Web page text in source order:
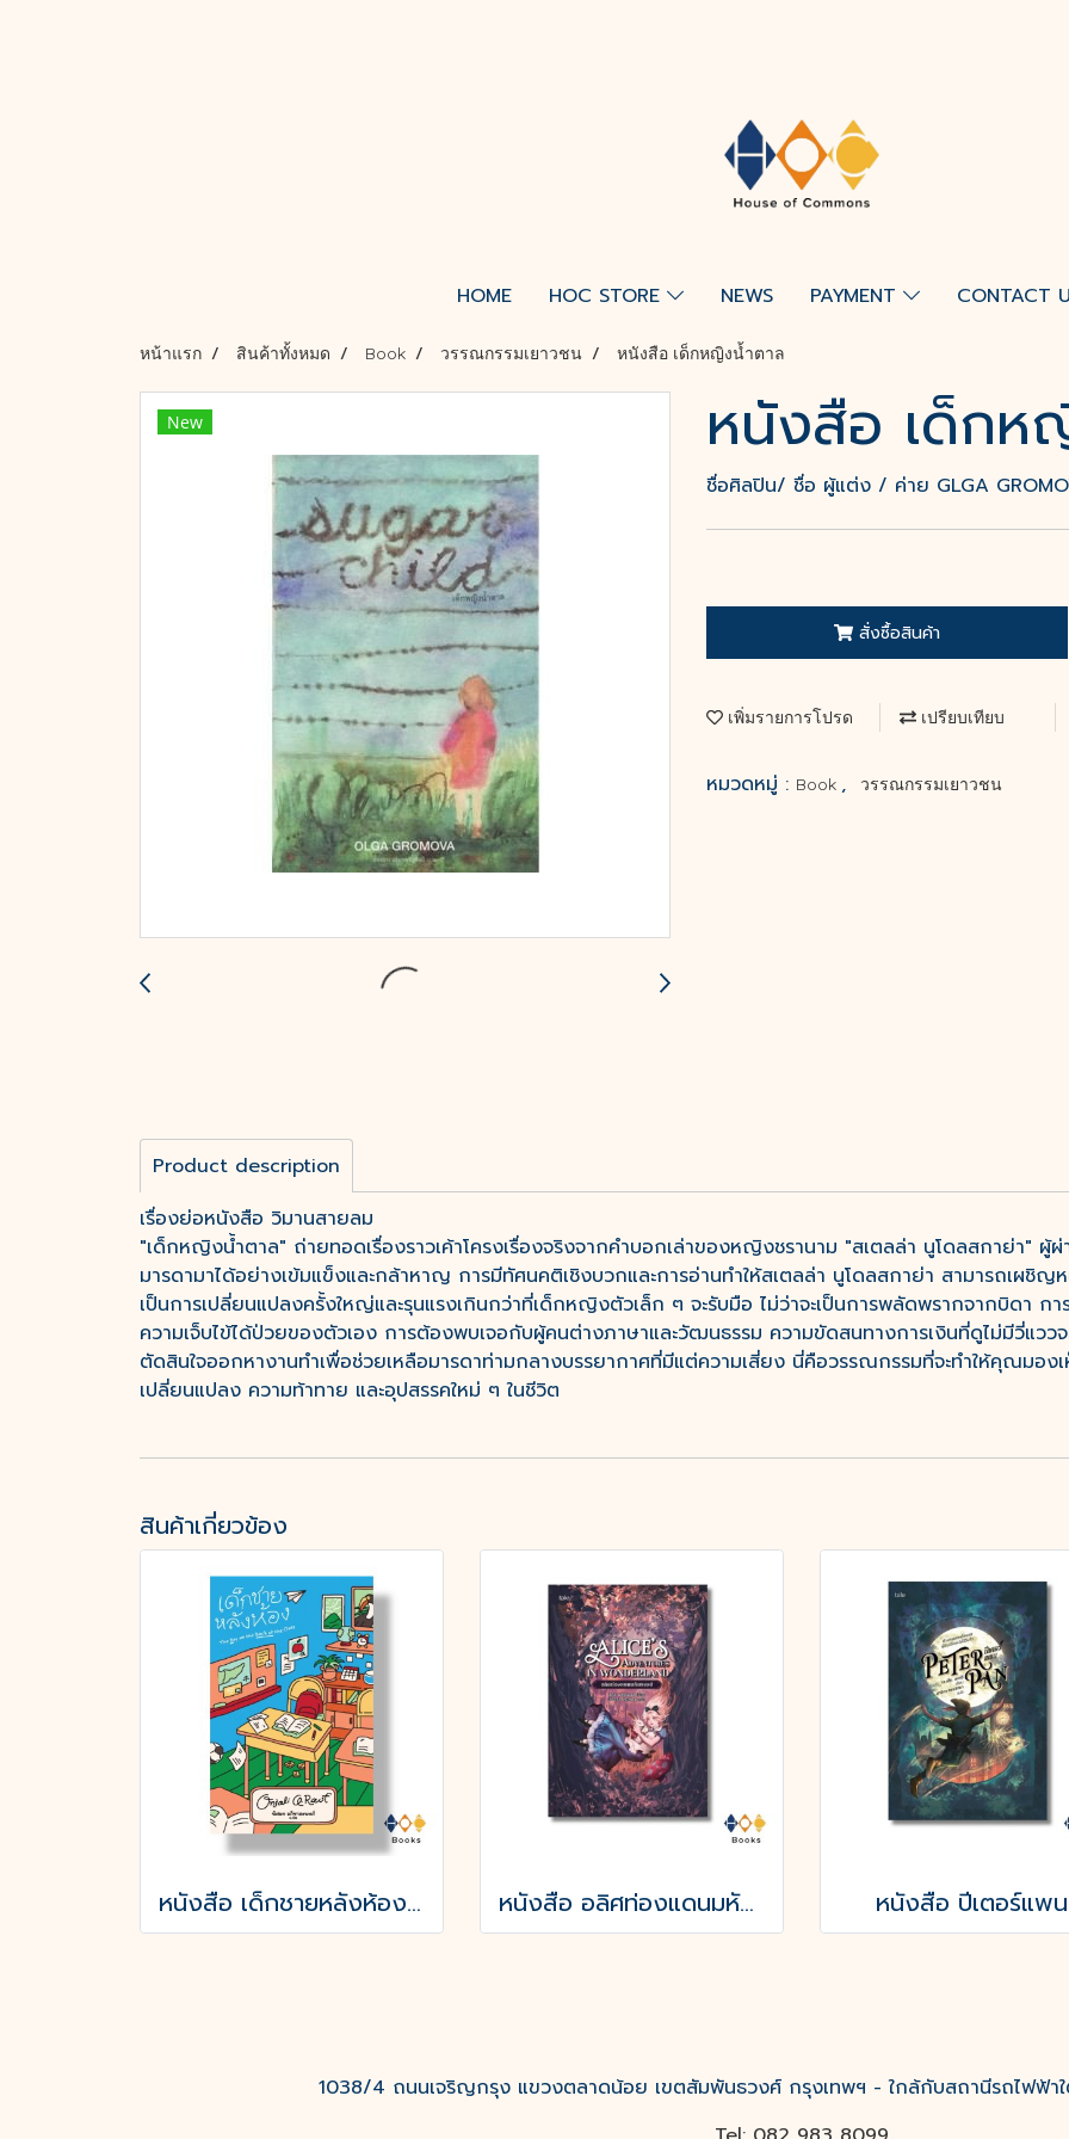
HOME HOC STORE NEWS PAYMENT CONTACT
หน้าแรก สินค้าทั้งหมด Book วรรณกรรมเยาวชน หนังสือ เด็กหญิงน้ำตาล
New หนังสือ เด็กห
ชื่อศิลปิน/ ชื่อ ผู้แต่ง / ค่าย GLGA
สั่งซื้อสินค้า
เพิ่มรายการโปรด เปรียบเทียบ
หมวดหมู่ : Book , วรรณกรรมเยาวชน
Product description
เรื่องย่อหนังสือ วิมานสายลม
"เด็กหญิงน้ำตาล" ถ่ายทอดเรื่องราวเค้าโครงเรื่องจริงจากคำบอกเล่าของหญิงชรานาม "สเตลล่า นูโดลสกาย่า"
มารดามาได้อย่างเข้มแข็งและกล้าหาญ การมีทัศนคติเชิงบวกและการอ่านทำให้สเตลล่า นูโดลสกาย่า สามารถเผชิ
เป็นการเปลี่ยนแปลงครั้งใหญ่และรุนแรงเกินกว่าที่เด็กหญิงตัวเล็ก ๆ จะรับมือ ไม่ว่าจะเป็นการพลัดพรากจากบิดา กา
ความเจ็บไข้ได้ป่วยของตัวเอง การต้องพบเจอกับผู้คนต่างภาษาและวัฒนธรรม ความขัดสนทางการเงินที่ดูไม่มีวี่แวว
ตัดสินใจออกหางานทำเพื่อช่วยเหลือมารดาท่ามกลางบรรยากาศที่มีแต่ความเสี่ยง นี่คือวรรณกรรมที่จะทำให้คุณมอง
เปลี่ยนแปลง ความท้าทาย และอุปสรรคใหม่ ๆ ในชีวิต
สินค้าเกี่ยวข้อง
หนังสือ เด็กชายหลังห้อง (ปกอ่อน) หนังสือ อลิศท่องแดนมหัศจรรย์ หนังสือ ปีเตอร์แพน
1038/4 ถนนเจริญกรุง แขวงตลาดน้อย เขตสัมพันธวงศ์ กรุงเทพฯ - ใกล้กับสถานีรถไฟฟ้า